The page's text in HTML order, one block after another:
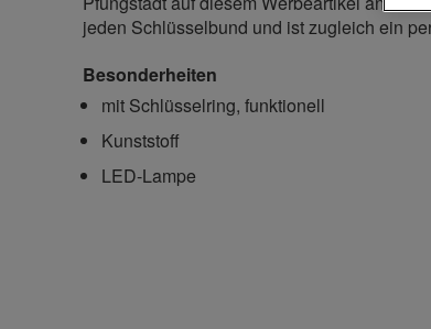
jeden Schlüsselbund und ist zugleich ein
Besonderheiten
mit Schlüsselring, funktionell
Kunststoff
LED-Lampe